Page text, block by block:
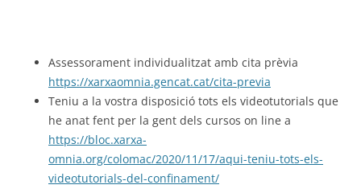
Assessorament individualitzat amb cita prèvia
https://xarxaomnia.gencat.cat/cita-previa
Teniu a la vostra disposició tots els videotutorials que
he anat fent per la gent dels cursos on line a
https://bloc.xarxa-
omnia.org/colomac/2020/11/17/aqui-teniu-tots-els-
videotutorials-del-confinament/